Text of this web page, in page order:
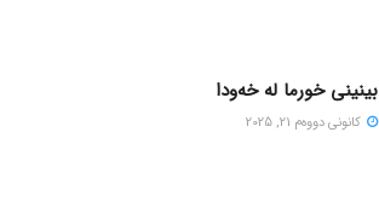
بینینی خورما لە خەودا
كانونی دووه‌م 21, 2025